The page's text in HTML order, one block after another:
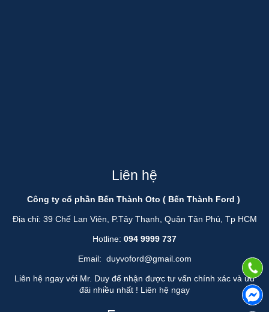
Liên hệ
Công ty cổ phần Bến Thành Oto ( Bến Thành Ford )
Địa chỉ: 39 Chế Lan Viên, P.Tây Thạnh, Quận Tân Phú, Tp HCM
Hotline: 094 9999 737
Email: duyvoford@gmail.com
Liên hệ ngay với Mr. Duy để nhận được tư vấn chính xác và ưu
đãi nhiều nhất ! Liên hệ ngay